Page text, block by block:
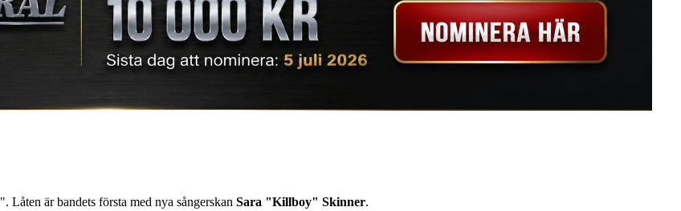
". Låten är bandets första med nya sångerskan Sara "Killboy" Skinner.